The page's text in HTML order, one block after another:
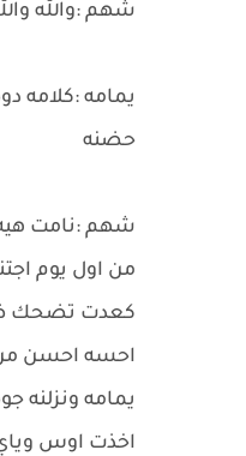
شهم :والله
يمامه :كلامه
حضنه
من اول يوم
كعدت تضحك
احسه احسن من
يمامه ونزلنه
اخذت اوس وياي